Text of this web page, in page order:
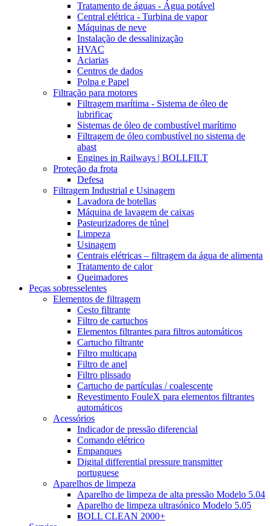
Tratamento de águas - Água potável
Central elétrica - Turbina de vapor
Máquinas de neve
Instalação de dessalinização
HVAC
Aciarias
Centros de dados
Polpa e Papel
Filtração para motores
Filtragem marítima - Sistema de óleo de
lubrificaç
Sistemas de óleo de combustível marítimo
Filtragem de óleo combustível no sistema de
abast
Engines in Railways | BOLLFILT
Proteção da frota
Defesa
Filtragem Industrial e Usinagem
Lavadora de botellas
Máquina de lavagem de caixas
Pasteurizadores de túnel
Limpeza
Usinagem
Centrais elétricas – filtragem da água de alimenta
Tratamento de calor
Queimadores
Peças sobresselentes
Elementos de filtragem
Cesto filtrante
Filtro de cartuchos
Elementos filtrantes para filtros automáticos
Cartucho filtrante
Filtro multicapa
Filtro de anel
Filtro plissado
Cartucho de partículas / coalescente
Revestimento FouleX para elementos filtrantes
automáticos
Acessórios
Indicador de pressão diferencial
Comando elétrico
Empanques
Digital differential pressure transmitter
portuguese
Aparelhos de limpeza
Aparelho de limpeza de alta pressão Modelo 5.04
Aparelho de limpeza ultrasónico Modelo 5.05
BOLL CLEAN 2000+